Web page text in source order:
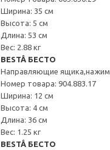
Ширина: 35 см
Высота: 5 см
Длина: 53 см
Вес: 2.88 кг
BESTÅ БЕСТО
Направляющие
Номер товара: 904.883.17
Ширина: 12 см
Высота: 4 см
Длина: 36 см
Вес: 1.25 кг
BESTÅ БЕСТО